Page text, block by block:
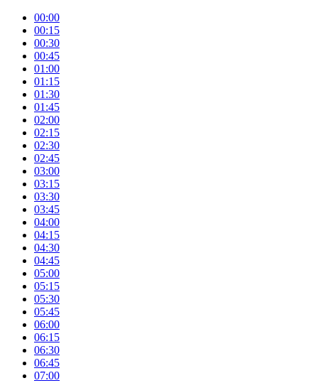
00:00
00:15
00:30
00:45
01:00
01:15
01:30
01:45
02:00
02:15
02:30
02:45
03:00
03:15
03:30
03:45
04:00
04:15
04:30
04:45
05:00
05:15
05:30
05:45
06:00
06:15
06:30
06:45
07:00